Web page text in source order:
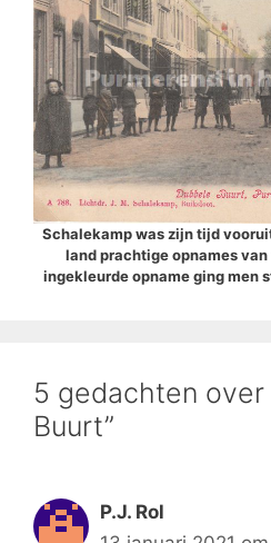
Schalekamp was zijn tijd
land prachtige opnames
ingekleurde opname ging men
5 gedachten over
Buurt”
P.J. Rol